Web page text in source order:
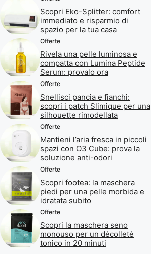
Scopri Eko-Splitter: comfort
immediato e risparmio di
spazio per la tua casa
Offerte
Rivela una pelle luminosa e
compatta con Lumina Peptide
Serum: provalo ora
Offerte
Snellisci pancia e fianchi:
scopri i patch Slimique per una
silhouette rimodellata
Offerte
Mantieni l’aria fresca in piccoli
spazi con O3 Cube: prova la
soluzione anti-odori
Offerte
Scopri footea: la maschera
piedi per una pelle morbida e
idratata subito
Offerte
Scopri la maschera seno
monouso per un décolleté
tonico in 20 minuti